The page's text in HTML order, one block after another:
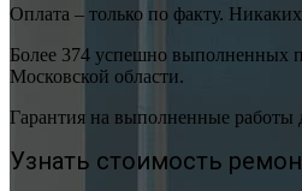
Оплата – только по факту.
Более 374 успешно выполненных
Московской области.
Гарантия на выполненные работы
Узнать стоимость